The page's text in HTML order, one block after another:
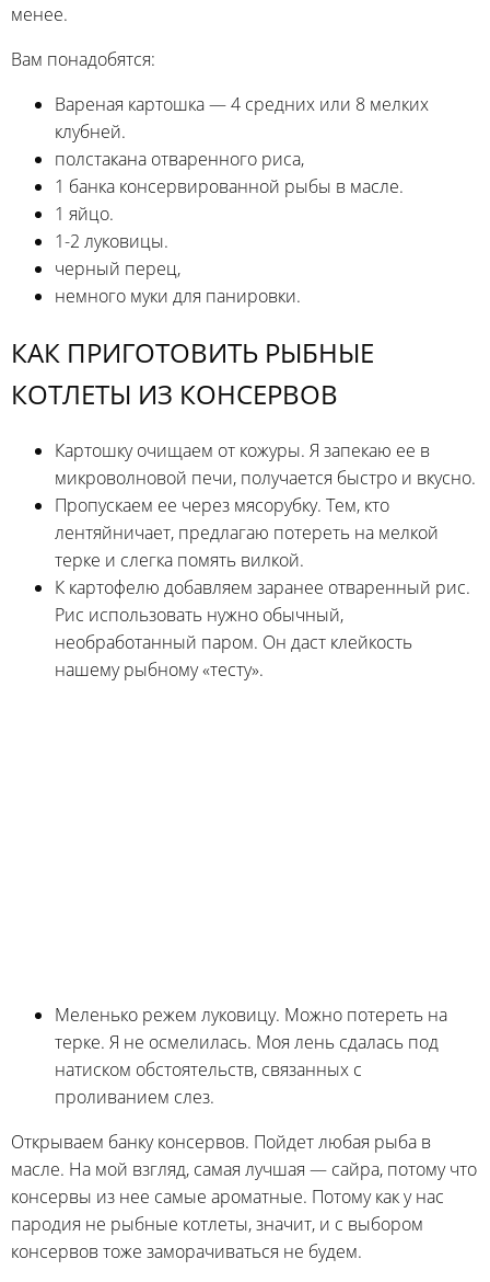
менее.
Вам понадобятся:
Вареная картошка — 4 средних или 8 мелких
клубней.
полстакана отваренного риса,
1 банка консервированной рыбы в масле.
1 яйцо.
1-2 луковицы.
черный перец,
немного муки для панировки.
КАК ПРИГОТОВИТЬ РЫБНЫЕ
КОТЛЕТЫ ИЗ КОНСЕРВОВ
Картошку очищаем от кожуры. Я запекаю ее в
микроволновой печи, получается быстро и вкусно.
Пропускаем ее через мясорубку. Тем, кто
лентяйничает, предлагаю потереть на мелкой
терке и слегка помять вилкой.
К картофелю добавляем заранее отваренный рис.
Рис использовать нужно обычный,
необработанный паром. Он даст клейкость
нашему рыбному «тесту».
Меленько режем луковицу. Можно потереть на
терке. Я не осмелилась. Моя лень сдалась под
натиском обстоятельств, связанных с
проливанием слез.
Открываем банку консервов. Пойдет любая рыба в
масле. На мой взгляд, самая лучшая — сайра, потому что
консервы из нее самые ароматные. Потому как у нас
пародия не рыбные котлеты, значит, и с выбором
консервов тоже заморачиваться не будем.